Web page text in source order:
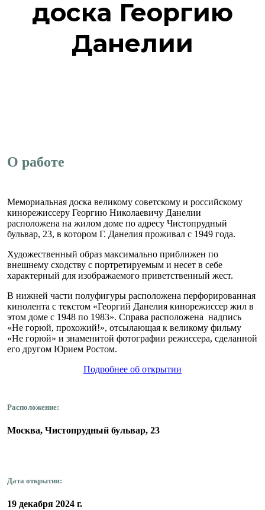
доска Георгию
Данелии
О работе
Мемориальная доска великому советскому и российскому
кинорежиссеру Георгию Николаевичу Данелии
расположена на жилом доме по адресу Чистопрудный
бульвар, 23, в котором Г. Данелия проживал с 1949 года.
Художественный образ максимально приближен по
внешнему сходству с портретируемым и несет в себе
характерный для изображаемого приветственный жест.
В нижней части полуфигуры расположена перфорированная
кинолента с текстом «Георгий Данелия кинорежиссер жил в
этом доме с 1948 по 1983». Справа расположена надпись
«Не горюй, прохожий!», отсылающая к великому фильму
«Не горюй» и знаменитой фотографии режиссера, сделанной
его другом Юрием Ростом.
Подробнее об открытии
Расположение:
Москва, Чистопрудный бульвар, 23
Дата открытия:
19 декабря 2024 г.